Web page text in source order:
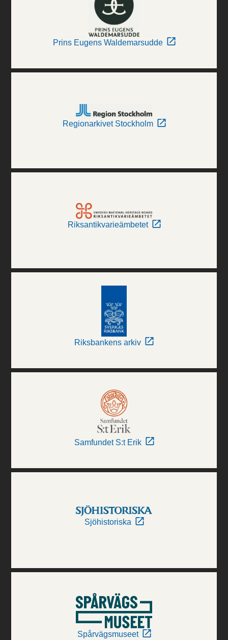
Prins Eugens Waldemarsudde
Regionarkivet Stockholm
Riksantikvarieämbetet
Riksbankens arkiv
Samfundet S:t Erik
Sjöhistoriska
Spårvägsmuseet